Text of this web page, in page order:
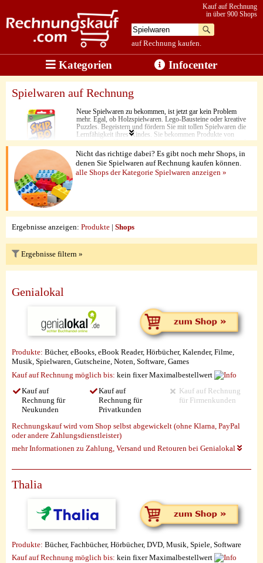
auf Rechnung kaufen.
Kauf auf Rechnung
in über 900 Shops
Kategorien Infocenter
Spielwaren auf Rechnung
Neue Spielwaren zu bekommen, ist jetzt gar kein Problem
mehr. Egal, ob Holzspielwaren. Lego-Bausteine oder kreative
Puzzles. Begeistern und fördern Sie mit tollen Spielwaren die
Lernfähigkeit ihres Kindes. Sie bekommen Produkte von
namenhaften Herstellern, die sicher und geeignet für ihr Kind
sind.
Nicht das richtige dabei? Es gibt noch mehr Shops, in
denen Sie Spielwaren auf Rechnung kaufen können.
alle Shops der Kategorie Spielwaren anzeigen »
Ergebnisse anzeigen: Produkte | Shops
Ergebnisse filtern »
Genialokal
Produkte: Bücher, eBooks, eBook Reader, Hörbücher, Kalender, Filme,
Musik, Spielwaren, Gutscheine, Noten, Software, Games
Kauf auf Rechnung möglich bis: kein fixer Maximalbestellwert
Kauf auf
Rechnung für
Neukunden
Kauf auf
Rechnung für
Privatkunden
Kauf auf Rechnung
für Firmenkunden
Rechnungskauf wird vom Shop selbst abgewickelt (ohne Klarna, PayPal
oder andere Zahlungsdienstleister)
mehr Informationen zu Zahlung, Versand und Retouren bei Genialokal
Thalia
Produkte: Bücher, Fachbücher, Hörbücher, DVD, Musik, Spiele, Software
Kauf auf Rechnung möglich bis: kein fixer Maximalbestellwert